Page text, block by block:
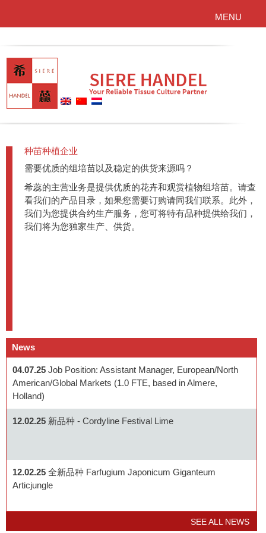
MENU
种苗种植企业
需要优质的组培苗以及稳定的供货来源吗？
希蕊的主营业务是提供优质的花卉和观赏植物组培苗。请查
看我们的产品目录，如果您需要订购请同我们联系。此外，
我们为您提供合约生产服务，您可将特有品种提供给我们，
我们将为您独家生产、供货。
News
04.07.25 Job Position: Assistant Manager, European/North
American/Global Markets (1.0 FTE, based in Almere,
Holland)
12.02.25 新品种 - Cordyline Festival Lime
12.02.25 全新品种 Farfugium Japonicum Giganteum
Articjungle
SEE ALL NEWS